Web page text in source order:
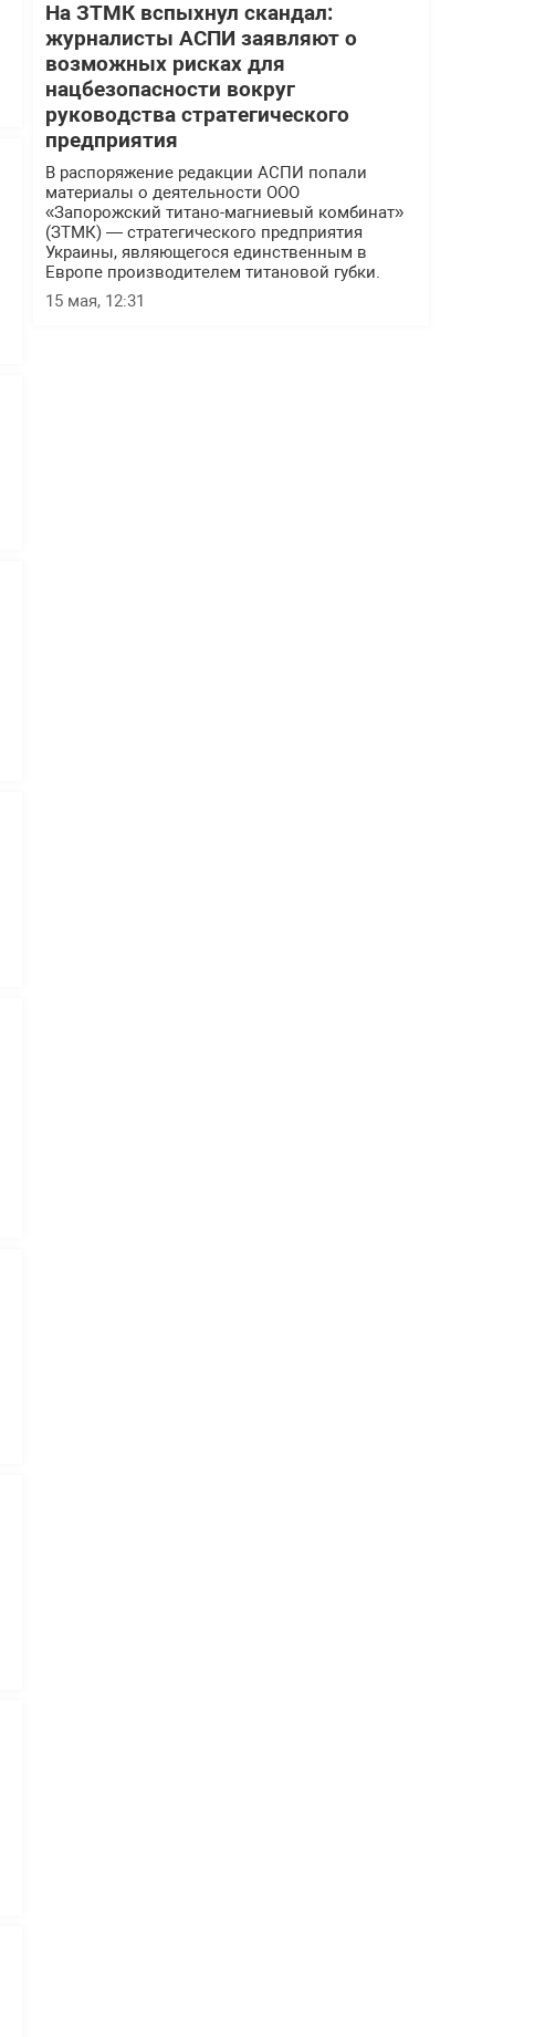
На ЗТМК вспыхнул скандал:
журналисты АСПИ заявляют о
возможных рисках для
нацбезопасности вокруг
руководства стратегического
предприятия
В распоряжение редакции АСПИ попали
материалы о деятельности ООО
«Запорожский титано-магниевый комбинат»
(ЗТМК) — стратегического предприятия
Украины, являющегося единственным в
Европе производителем титановой губки.
15 мая, 12:31